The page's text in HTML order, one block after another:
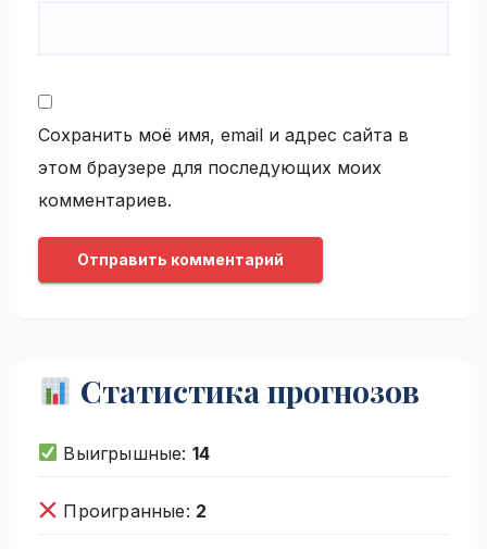
Сохранить моё имя, email и адрес сайта в
этом браузере для последующих моих
комментариев.
Статистика прогнозов
Выигрышные: 14
Проигранные: 2